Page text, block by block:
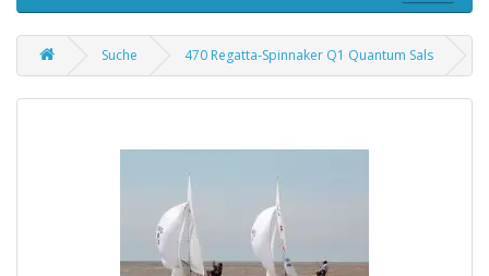
Suche 470 Regatta-Spinnaker Q1 Quantum Sals